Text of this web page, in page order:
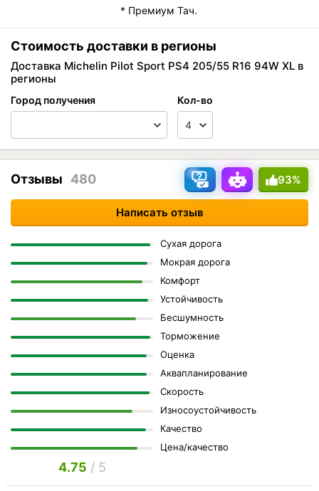
* Премиум Тач.
Стоимость доставки в регионы
Доставка Michelin Pilot Sport PS4 205/55 R16 94W XL в
регионы
Город получения Кол-во
93%
Отзывы 480
Написать отзыв
Сухая дорога
Мокрая дорога
Комфорт
Устойчивость
Бесшумность
Торможение
Оценка
Аквапланирование
Скорость
Износоустойчивость
Качество
Цена/качество
4.75 / 5